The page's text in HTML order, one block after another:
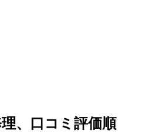
、口コミ評価順